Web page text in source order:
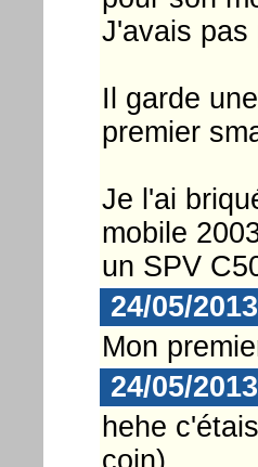
J'avais pas
Il garde
premier
Je l'ai
mobile
un SPV
24/05/
Mon
24/05/
hehe
coin)